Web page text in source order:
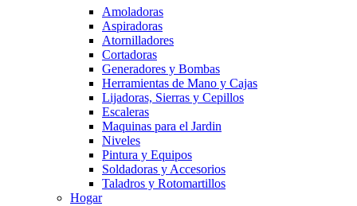
Amoladoras
Aspiradoras
Atornilladores
Cortadoras
Generadores y Bombas
Herramientas de Mano y Cajas
Lijadoras, Sierras y Cepillos
Escaleras
Maquinas para el Jardin
Niveles
Pintura y Equipos
Soldadoras y Accesorios
Taladros y Rotomartillos
Hogar